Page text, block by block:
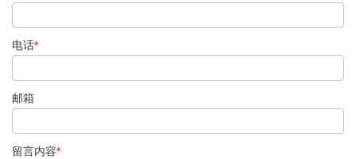
电话*
邮箱
留言内容*